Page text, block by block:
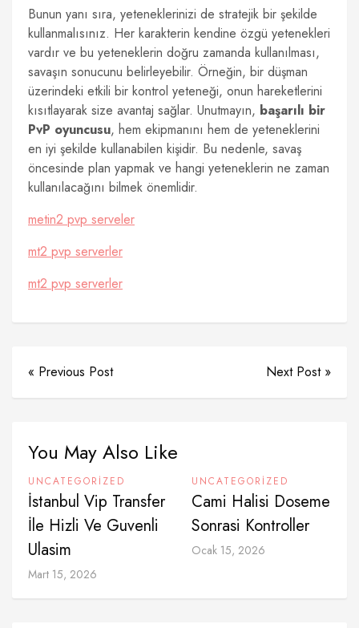
Bunun yanı sıra, yeteneklerinizi de stratejik bir şekilde
kullanmalısınız. Her karakterin kendine özgü yetenekleri
vardır ve bu yeteneklerin doğru zamanda kullanılması,
savaşın sonucunu belirleyebilir. Örneğin, bir düşman
üzerindeki etkili bir kontrol yeteneği, onun hareketlerini
kısıtlayarak size avantaj sağlar. Unutmayın, başarılı bir
PvP oyuncusu, hem ekipmanını hem de yeteneklerini
en iyi şekilde kullanabilen kişidir. Bu nedenle, savaş
öncesinde plan yapmak ve hangi yeteneklerin ne zaman
kullanılacağını bilmek önemlidir.
metin2 pvp serveler
mt2 pvp serverler
mt2 pvp serverler
« Previous Post Next Post »
You May Also Like
UNCATEGORIZED
İstanbul Vip Transfer
İle Hizli Ve Guvenli
Ulasim
Mart 15, 2026
UNCATEGORIZED
Cami Halisi Doseme
Sonrasi Kontroller
Ocak 15, 2026